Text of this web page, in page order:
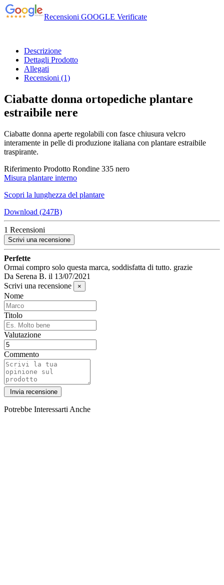
Recensioni GOOGLE Verificate
Descrizione
Dettagli Prodotto
Allegati
Recensioni (1)
Ciabatte donna ortopediche plantare
estraibile nere
Ciabatte donna aperte regolabili con fasce chiusura velcro
interamente in pelle di produzione italiana con plantare estraibile
traspirante.
Riferimento Prodotto Rondine 335 nero
Misura plantare interno
Scopri la lunghezza del plantare
Download (247B)
1 Recensioni
Scrivi una recensione
Perfette
Ormai compro solo questa marca, soddisfatta di tutto. grazie
Da Serena B. il 13/07/2021
Scrivi una recensione
×
Nome
Titolo
Valutazione
Commento
Potrebbe Interessarti Anche